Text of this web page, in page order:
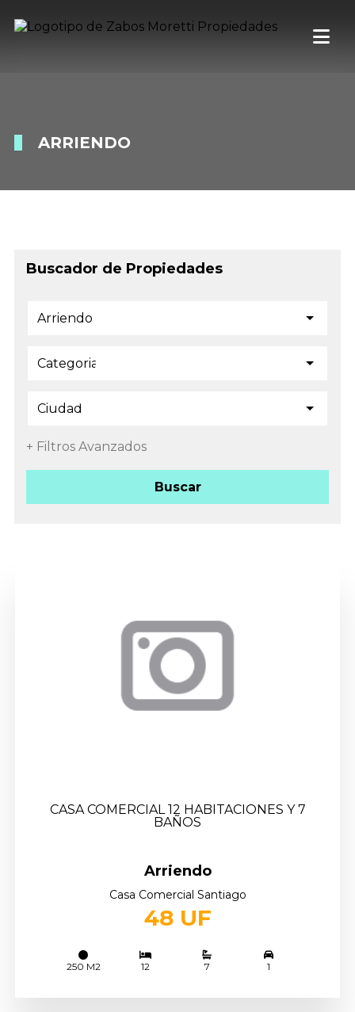
ARRIENDO
Buscador de Propiedades
Arriendo
+ Filtros Avanzados
Buscar
CASA COMERCIAL 12 HABITACIONES Y 7
BAÑOS
Arriendo
Casa Comercial Santiago
48 UF
250 M2 12 7 1